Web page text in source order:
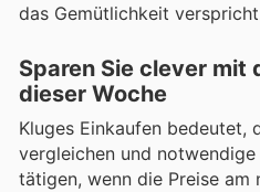
das Gemütlichkeit
Sparen Sie clever mit
dieser Woche
Kluges Einkaufen bedeutet,
vergleichen und
tätigen, wenn die Preise am